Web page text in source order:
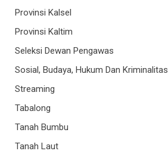
Provinsi Kalsel
Provinsi Kaltim
Seleksi Dewan Pengawas
Sosial, Budaya, Hukum Dan Kriminalitas
Streaming
Tabalong
Tanah Bumbu
Tanah Laut